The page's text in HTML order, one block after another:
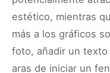
estético, mientras
más a los gráficos
foto, añadir un
aras de iniciar un